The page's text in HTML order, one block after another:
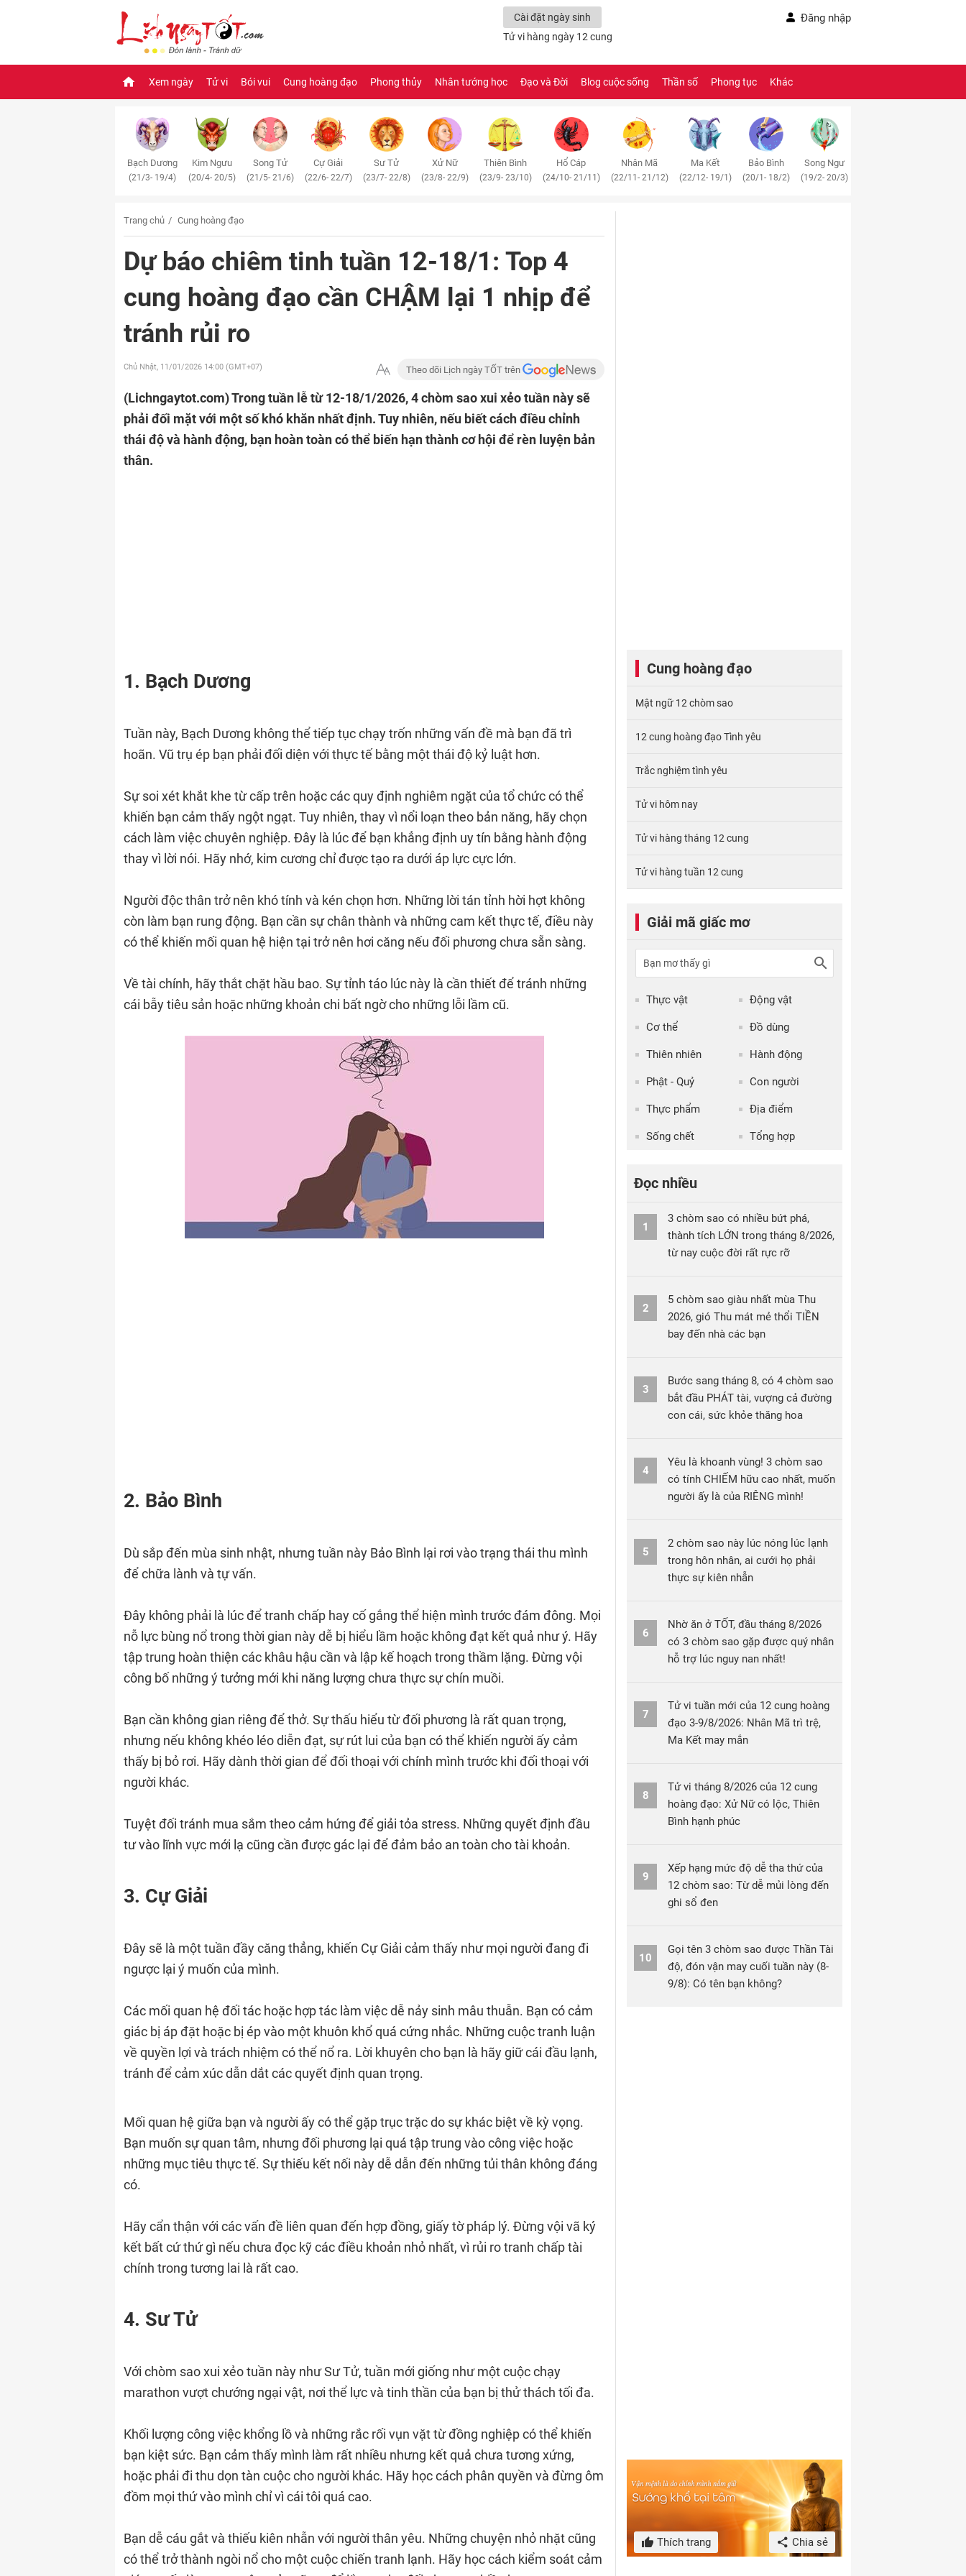
Cài đặt ngày sinh Đăng nhập
Tử vi hàng ngày 12 cung
Xem ngày Tử vi Bói vui Cung hoàng đạo Phong thủy Nhân tướng học Đạo và Đời Blog cuộc sống Thần số Phong tục Khác
Bạch Dương
(21/3- 19/4)
Kim Ngưu
(20/4- 20/5)
Song Tử
(21/5- 21/6)
Cự Giải
(22/6- 22/7)
Sư Tử
(23/7- 22/8)
Xử Nữ
(23/8- 22/9)
Thiên Bình
(23/9- 23/10)
Hổ Cáp
(24/10- 21/11)
Nhân Mã
(22/11- 21/12)
Ma Kết
(22/12- 19/1)
Bảo Bình
(20/1- 18/2)
Song Ngư
(19/2- 20/3)
Trang chủ Cung hoàng đạo
Dự báo chiêm tinh tuần 12-18/1: Top 4
cung hoàng đạo cần CHẬM lại 1 nhịp để
tránh rủi ro
Chủ Nhật, 11/01/2026 14:00 (GMT+07) Theo dõi Lịch ngày TỐT trên
(Lichngaytot.com)Trong tuần lễ từ 12-18/1/2026, 4 chòm sao xui xẻo tuần này sẽ
phải đối mặt với một số khó khăn nhất định. Tuy nhiên, nếu biết cách điều chỉnh
thái độ và hành động, bạn hoàn toàn có thể biến hạn thành cơ hội để rèn luyện bản
thân.
1. Bạch Dương
Tuần này, Bạch Dương không thể tiếp tục chạy trốn những vấn đề mà bạn đã trì
hoãn. Vũ trụ ép bạn phải đối diện với thực tế bằng một thái độ kỷ luật hơn.
Sự soi xét khắt khe từ cấp trên hoặc các quy định nghiêm ngặt của tổ chức có thể
khiến bạn cảm thấy ngột ngạt. Tuy nhiên, thay vì nổi loạn theo bản năng, hãy chọn
cách làm việc chuyên nghiệp. Đây là lúc để bạn khẳng định uy tín bằng hành động
thay vì lời nói. Hãy nhớ, kim cương chỉ được tạo ra dưới áp lực cực lớn.
Người độc thân trở nên khó tính và kén chọn hơn. Những lời tán tỉnh hời hợt không
còn làm bạn rung động. Bạn cần sự chân thành và những cam kết thực tế, điều này
có thể khiến mối quan hệ hiện tại trở nên hơi căng nếu đối phương chưa sẵn sàng.
Về tài chính, hãy thắt chặt hầu bao. Sự tỉnh táo lúc này là cần thiết để tránh những
cái bẫy tiêu sản hoặc những khoản chi bất ngờ cho những lỗi lầm cũ.
2. Bảo Bình
Dù sắp đến mùa sinh nhật, nhưng tuần này Bảo Bình lại rơi vào trạng thái thu mình
để chữa lành và tự vấn.
Đây không phải là lúc để tranh chấp hay cố gắng thể hiện mình trước đám đông. Mọi
nỗ lực bùng nổ trong thời gian này dễ bị hiểu lầm hoặc không đạt kết quả như ý. Hãy
tập trung hoàn thiện các khâu hậu cần và lập kế hoạch trong thầm lặng. Đừng vội
công bố những ý tưởng mới khi năng lượng chưa thực sự chín muồi.
Bạn cần không gian riêng để thở. Sự thấu hiểu từ đối phương là rất quan trọng,
nhưng nếu không khéo léo diễn đạt, sự rút lui của bạn có thể khiến người ấy cảm
thấy bị bỏ rơi. Hãy dành thời gian để đối thoại với chính mình trước khi đối thoại với
người khác.
Tuyệt đối tránh mua sắm theo cảm hứng để giải tỏa stress. Những quyết định đầu
tư vào lĩnh vực mới lạ cũng cần được gác lại để đảm bảo an toàn cho tài khoản.
3. Cự Giải
Đây sẽ là một tuần đầy căng thẳng, khiến Cự Giải cảm thấy như mọi người đang đi
ngược lại ý muốn của mình.
Các mối quan hệ đối tác hoặc hợp tác làm việc dễ nảy sinh mâu thuẫn. Bạn có cảm
giác bị áp đặt hoặc bị ép vào một khuôn khổ quá cứng nhắc. Những cuộc tranh luận
về quyền lợi và trách nhiệm có thể nổ ra. Lời khuyên cho bạn là hãy giữ cái đầu lạnh,
tránh để cảm xúc dẫn dắt các quyết định quan trọng.
Mối quan hệ giữa bạn và người ấy có thể gặp trục trặc do sự khác biệt về kỳ vọng.
Bạn muốn sự quan tâm, nhưng đối phương lại quá tập trung vào công việc hoặc
những mục tiêu thực tế. Sự thiếu kết nối này dễ dẫn đến những tủi thân không đáng
có.
Hãy cẩn thận với các vấn đề liên quan đến hợp đồng, giấy tờ pháp lý. Đừng vội vã ký
kết bất cứ thứ gì nếu chưa đọc kỹ các điều khoản nhỏ nhất, vì rủi ro tranh chấp tài
chính trong tương lai là rất cao.
4. Sư Tử
Với chòm sao xui xẻo tuần này như Sư Tử, tuần mới giống như một cuộc chạy
marathon vượt chướng ngại vật, nơi thể lực và tinh thần của bạn bị thử thách tối đa.
Khối lượng công việc khổng lồ và những rắc rối vụn vặt từ đồng nghiệp có thể khiến
bạn kiệt sức. Bạn cảm thấy mình làm rất nhiều nhưng kết quả chưa tương xứng,
hoặc phải đi thu dọn tàn cuộc cho người khác. Hãy học cách phân quyền và đừng ôm
đồm mọi thứ vào mình chỉ vì cái tôi quá cao.
Bạn dễ cáu gắt và thiếu kiên nhẫn với người thân yêu. Những chuyện nhỏ nhặt cũng
có thể trở thành ngòi nổ cho một cuộc chiến tranh lạnh. Hãy học cách kiểm soát cảm
Cung hoàng đạo
Mật ngữ 12 chòm sao
12 cung hoàng đạo Tình yêu
Trắc nghiệm tình yêu
Tử vi hôm nay
Tử vi hàng tháng 12 cung
Tử vi hàng tuần 12 cung
Giải mã giấc mơ
Thực vật Động vật
Cơ thể Đồ dùng
Thiên nhiên Hành động
Phật - Quỷ Con người
Thực phẩm Địa điểm
Sống chết Tổng hợp
Đọc nhiều
1
3 chòm sao có nhiều bứt phá,
thành tích LỚN trong tháng 8/2026,
từ nay cuộc đời rất rực rỡ
2
5 chòm sao giàu nhất mùa Thu
2026, gió Thu mát mẻ thổi TIỀN
bay đến nhà các bạn
3
Bước sang tháng 8, có 4 chòm sao
bắt đầu PHÁT tài, vượng cả đường
con cái, sức khỏe thăng hoa
4
Yêu là khoanh vùng! 3 chòm sao
có tính CHIẾM hữu cao nhất, muốn
người ấy là của RIÊNG mình!
5
2 chòm sao này lúc nóng lúc lạnh
trong hôn nhân, ai cưới họ phải
thực sự kiên nhẫn
6
Nhờ ăn ở TỐT, đầu tháng 8/2026
có 3 chòm sao gặp được quý nhân
hỗ trợ lúc nguy nan nhất!
7
Tử vi tuần mới của 12 cung hoàng
đạo 3-9/8/2026: Nhân Mã trì trệ,
Ma Kết may mắn
8
Tử vi tháng 8/2026 của 12 cung
hoàng đạo: Xử Nữ có lộc, Thiên
Bình hạnh phúc
9
Xếp hạng mức độ dễ tha thứ của
12 chòm sao: Từ dễ mủi lòng đến
ghi sổ đen
10
Gọi tên 3 chòm sao được Thần Tài
độ, đón vận may cuối tuần này (8-
9/8): Có tên bạn không?
Thích trang Chia sẻ